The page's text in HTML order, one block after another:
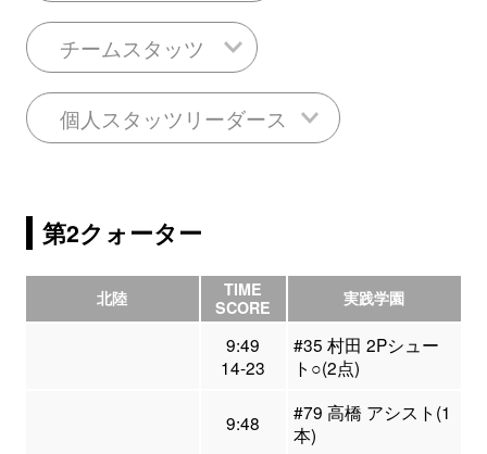
チームスタッツ
個人スタッツリーダース
第2クォーター
北陸
TIME
SCORE
実践学園
9:49
14-23
#35 村田 2Pシュー
ト○(2点)
9:48
#79 高橋 アシスト(1
本)